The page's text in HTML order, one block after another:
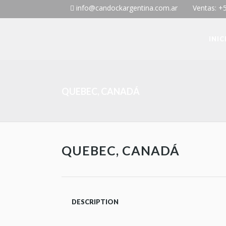
info@candockargentina.com.ar Ventas:
QUEBEC, CANADÁ
DESCRIPTION